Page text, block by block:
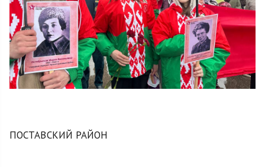
ПОСТАВСКИЙ РАЙОН